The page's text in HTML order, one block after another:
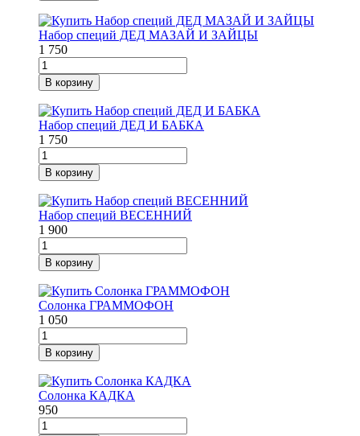
Набор специй ДЕД МАЗАЙ И ЗАЙЦЫ
1 750
В корзину
Набор специй ДЕД И БАБКА
1 750
В корзину
Набор специй ВЕСЕННИЙ
1 900
В корзину
Солонка ГРАММОФОН
1 050
В корзину
Солонка КАДКА
950